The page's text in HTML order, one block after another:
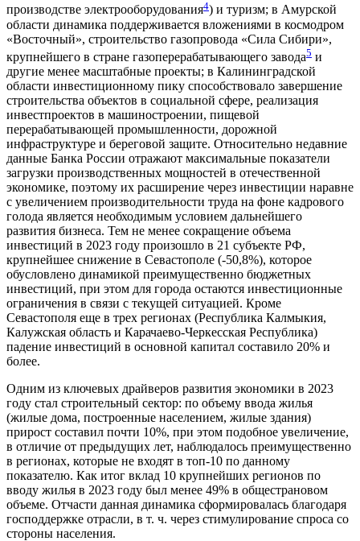
производстве электрооборудования4) и туризм; в Амурской
области динамика поддерживается вложениями в космодром
«Восточный», строительство газопровода «Сила Сибири»,
крупнейшего в стране газоперерабатывающего завода5 и
другие менее масштабные проекты; в Калининградской
области инвестиционному пику способствовало завершение
строительства объектов в социальной сфере, реализация
инвестпроектов в машиностроении, пищевой
перерабатывающей промышленности, дорожной
инфраструктуре и береговой защите. Относительно недавние
данные Банка России отражают максимальные показатели
загрузки производственных мощностей в отечественной
экономике, поэтому их расширение через инвестиции наравне
с увеличением производительности труда на фоне кадрового
голода является необходимым условием дальнейшего
развития бизнеса. Тем не менее сокращение объема
инвестиций в 2023 году произошло в 21 субъекте РФ,
крупнейшее снижение в Севастополе (-50,8%), которое
обусловлено динамикой преимущественно бюджетных
инвестиций, при этом для города остаются инвестиционные
ограничения в связи с текущей ситуацией. Кроме
Севастополя еще в трех регионах (Республика Калмыкия,
Калужская область и Карачаево-Черкесская Республика)
падение инвестиций в основной капитал составило 20% и
более.
Одним из ключевых драйверов развития экономики в 2023
году стал строительный сектор: по объему ввода жилья
(жилые дома, построенные населением, жилые здания)
прирост составил почти 10%, при этом подобное увеличение,
в отличие от предыдущих лет, наблюдалось преимущественно
в регионах, которые не входят в топ-10 по данному
показателю. Как итог вклад 10 крупнейших регионов по
вводу жилья в 2023 году был менее 49% в общестрановом
объеме. Отчасти данная динамика сформировалась благодаря
господдержке отрасли, в т. ч. через стимулирование спроса со
стороны населения.